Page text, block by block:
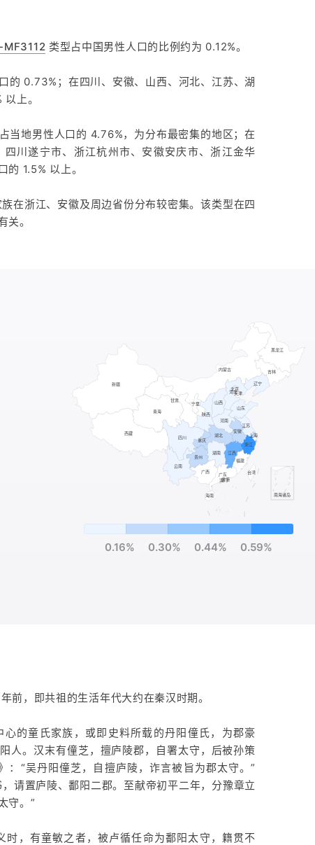
MF3112 类型占中国男性人口的比例约为 0.12%。
的 0.73%；在四川、安徽、山西、河北、江苏、湖
上。
当地男性人口的 4.76%，为分布最密集的地区；在
川遂宁市、浙江杭州市、安徽安庆市、浙江金华
1.5% 以上。
在浙江、安徽及周边省份分布较密集。该类型在四
关。
0.16% 0.30% 0.44% 0.59%
前，即共祖的生活年代大约在秦汉时期。
的童氏家族，或即史料所载的丹阳僮氏，为郡豪
人。汉末有僮芝，擅庐陵郡，自署太守，后被孙策
：“吴丹阳僮芝，自擅庐陵，诈言被旨为郡太守。”
请置庐陵、鄱阳二郡。至献帝初平二年，分豫章立
守。”
时，有童敏之者，被卢循任命为鄱阳太守，籍贯不